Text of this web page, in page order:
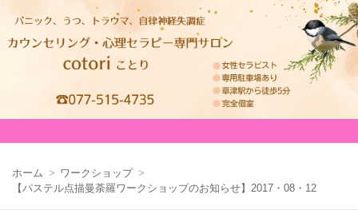
【心理セラピー・カウンセリング】女性セラ
ピストによるヒプノセラピー専門サロン
cotori(ことり) 滋賀県草津市の催眠療法・
前世療法
ホーム
ワークショップ
【パステル点描曼荼羅ワークショップのお知らせ】2017・08・12